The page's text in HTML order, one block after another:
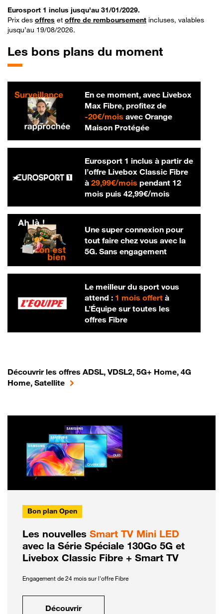
Eurosport 1 inclus jusqu'au 31/01/2029.
Prix des offres et offre de remboursement incluses, valables
jusqu’au 19/08/2026.
Les bons plans du moment
En ce moment, avec Livebox
Max Fibre, profitez de
-20€/mois20 € par mois
avec Orange
Maison Protégée
Eurosport 1 inclus à partir de
l’offre Livebox Classic Fibre
à 29,99€/mois29,99 € par mois
pendant 12
mois puis 42,99€/mois42,99 € par
Une super connexion pour
tout faire chez vous avec la
5G. Sans engagement
Le meilleur du sport vous
attend : 1 mois offertà
L’Équipe sur toutes les
offres Fibre
Découvrir les offres ADSL, VDSL2, 5G+ Home, 4G
Home, Satellite
Bon plan Open
Les nouvelles Smart TV Mini LED
avec la Série Spéciale 130Go 5G et
Livebox Classic Fibre + Smart TV
Engagement de 24 mois sur l'offre Fibre
Découvrir